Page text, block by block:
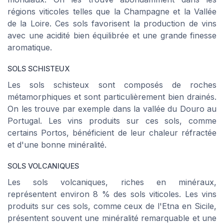
régions viticoles telles que la Champagne et la Vallée
de la Loire. Ces sols favorisent la production de vins
avec une acidité bien équilibrée et une grande finesse
aromatique.
SOLS SCHISTEUX
Les sols schisteux sont composés de roches
métamorphiques et sont particulièrement bien drainés.
On les trouve par exemple dans la vallée du Douro au
Portugal. Les vins produits sur ces sols, comme
certains Portos, bénéficient de leur chaleur réfractée
et d'une bonne minéralité.
SOLS VOLCANIQUES
Les sols volcaniques, riches en minéraux,
représentent environ 8 % des sols viticoles. Les vins
produits sur ces sols, comme ceux de l'Etna en Sicile,
présentent souvent une minéralité remarquable et une